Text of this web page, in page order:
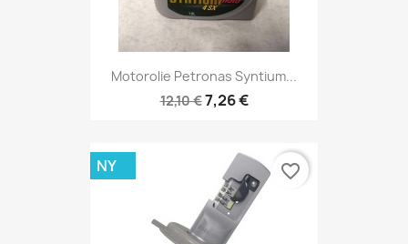
Motorolie Petronas Syntium...
12,10 €7,26 €
NY favorite_border